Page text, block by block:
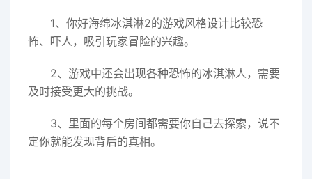
1、你好海绵冰淇淋2的游戏风格设计比较恐
怖、吓人，吸引玩家冒险的兴趣。
2、游戏中还会出现各种恐怖的冰淇淋人，需要
及时接受更大的挑战。
3、里面的每个房间都需要你自己去探索，说不
定你就能发现背后的真相。